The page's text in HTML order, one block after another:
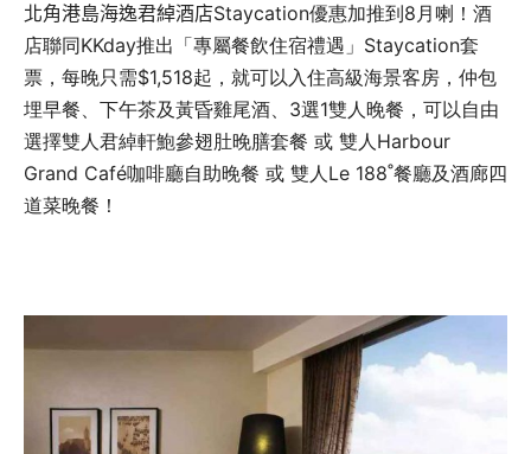
北角港島海逸君綽酒店Staycation優惠加推到8月喇！酒
店聯同KKday推出「專屬餐飲住宿禮遇」Staycation套
票，每晚只需$1,518起，就可以入住高級海景客房，仲包
埋早餐、下午茶及黃昏雞尾酒、3選1雙人晚餐，可以自由
選擇雙人君綽軒鮑參翅肚晚膳套餐 或 雙人Harbour
Grand Café咖啡廳自助晚餐 或 雙人Le 188˚餐廳及酒廊四
道菜晚餐！